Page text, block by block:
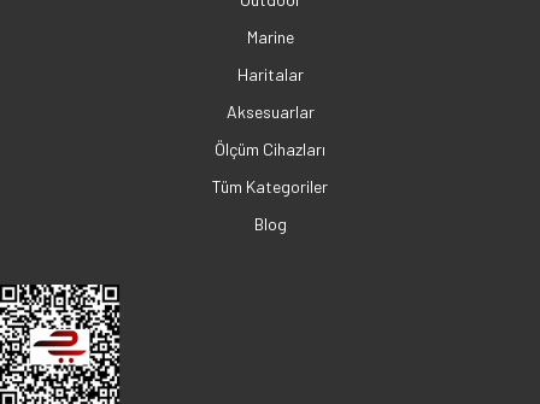
Marine
Haritalar
Aksesuarlar
Ölçüm Cihazları
Tüm Kategoriler
Blog